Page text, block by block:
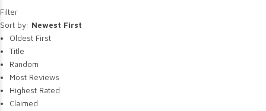
Filter
Sort by: Newest First
Oldest First
Title
Random
Most Reviews
Highest Rated
Claimed